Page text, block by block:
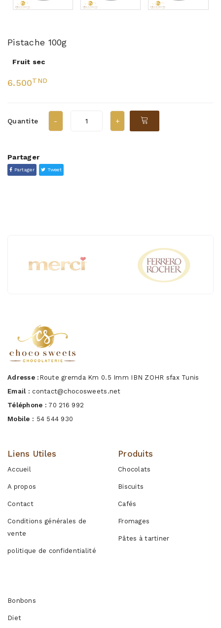
Pistache 100g
Fruit sec
6.500TND
Quantite
Partager
Partager Tweet
Adresse : Route gremda Km 0.5 Imm IBN ZOHR sfax Tunis
Email : contact@chocosweets.net
Téléphone : 70 216 992
Mobile : 54 544 930
Liens Utiles
Accueil
A propos
Contact
Conditions générales de
vente
politique de confidentialité
Produits
Chocolats
Biscuits
Cafés
Fromages
Pâtes à tartiner
Bonbons
Diet